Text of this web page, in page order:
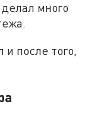
много
и после того,